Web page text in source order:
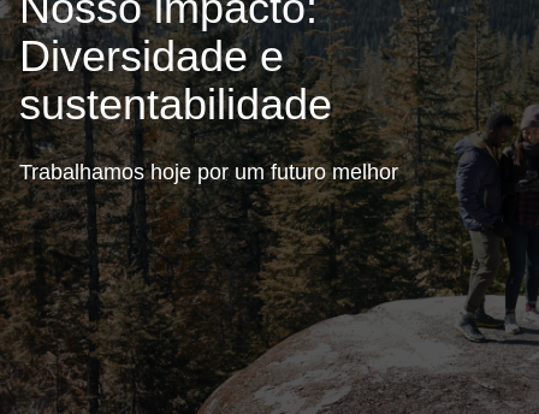
Diversidade e
sustentabilidade
Trabalhamos hoje por um futuro melhor